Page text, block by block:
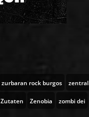
zurbaran rock burgos zentral
Zutaten Zenobia zombi dei